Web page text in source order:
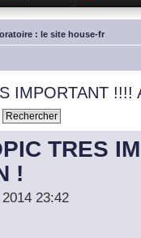
: le site house-fr
IMPORTANT !!!!
TRES
!
23:42